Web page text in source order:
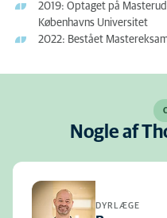
2019: Optaget på
Københavns Universitet
2022: Bestået
Nogle af
DYRLÆGE